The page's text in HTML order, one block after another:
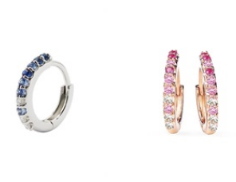
リングオーダーをご希望の場合、
お問い
サファイア 、K18YG、
品ページに記載のある目安日数を頂戴し
問い合わせください。事前に現在の納
営業日以内にメールにてご案内いたします
経過した商品
商品
している場合